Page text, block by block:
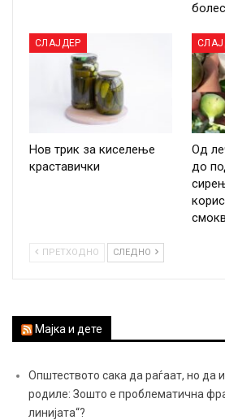
СЛАЈДЕР
Нов трик за киселење
краставички
Од
до
ПРЕТХОДНО СЛЕДНО
Мајка и дете
Општеството сака да раѓаат, но да
родиле: Зошто е проблематична
линијата“?